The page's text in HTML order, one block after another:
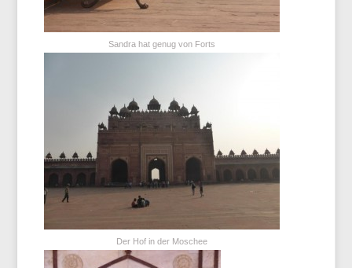
Sandra hat genug von Forts
Der Hof in der Moschee